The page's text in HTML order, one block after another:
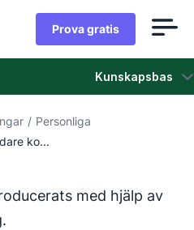
Prova gratis
Kunskapsbas
/ Personliga
ko...
engelska med hjälp av
med hjälp av